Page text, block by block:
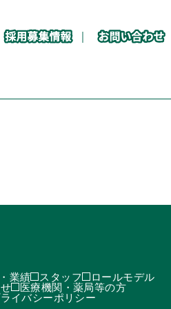
業績 スタッフ
ロールモデル
医療機関・薬局等の方
イバシーポリシー